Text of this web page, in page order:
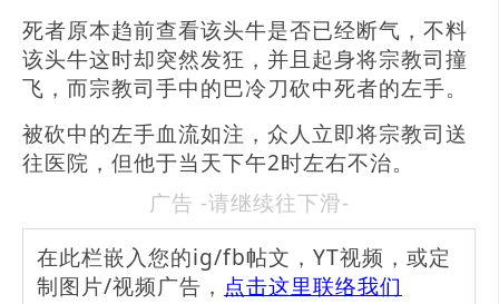
死者原本趋前查看该头牛是否已经断气，不料
该头牛这时却突然发狂，并且起身将宗教司撞
飞，而宗教司手中的巴冷刀砍中死者的左手。
被砍中的左手血流如注，众人立即将宗教司送
往医院，但他于当天下午2时左右不治。
广告 -请继续往下滑-
在此栏嵌入您的ig/fb帖文，YT视频，或定
制图片/视频广告， 点击这里联络我们